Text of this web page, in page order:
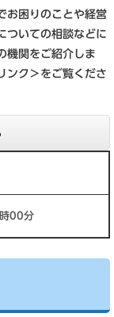
お困りのことや経営
ついての相談などに
機関をご紹介しま
ンク＞ をご覧くださ
00分